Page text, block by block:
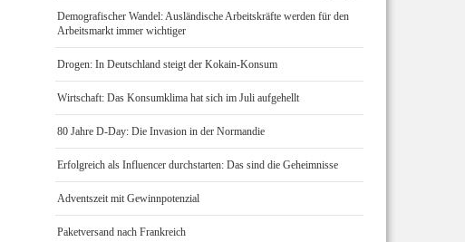
Demografischer Wandel: Ausländische Arbeitskräfte werden für den
Arbeitsmarkt immer wichtiger
Drogen: In Deutschland steigt der Kokain-Konsum
Wirtschaft: Das Konsumklima hat sich im Juli aufgehellt
80 Jahre D-Day: Die Invasion in der Normandie
Erfolgreich als Influencer durchstarten: Das sind die Geheimnisse
Adventszeit mit Gewinnpotenzial
Paketversand nach Frankreich